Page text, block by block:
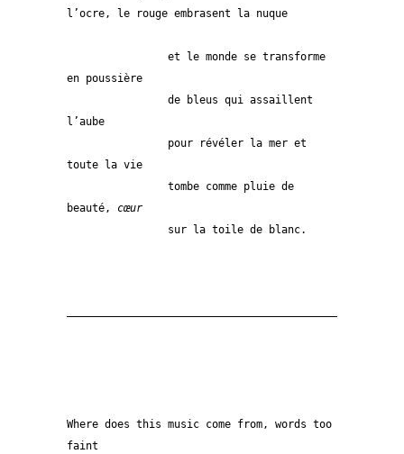
l’ocre, le rouge embrasent la nuque
en poussière
l’aube
toute la vie
beauté,
cœur
		sur la toile de blanc.
——————————————————————————————————————————————
Where does this music come from, words too
faint